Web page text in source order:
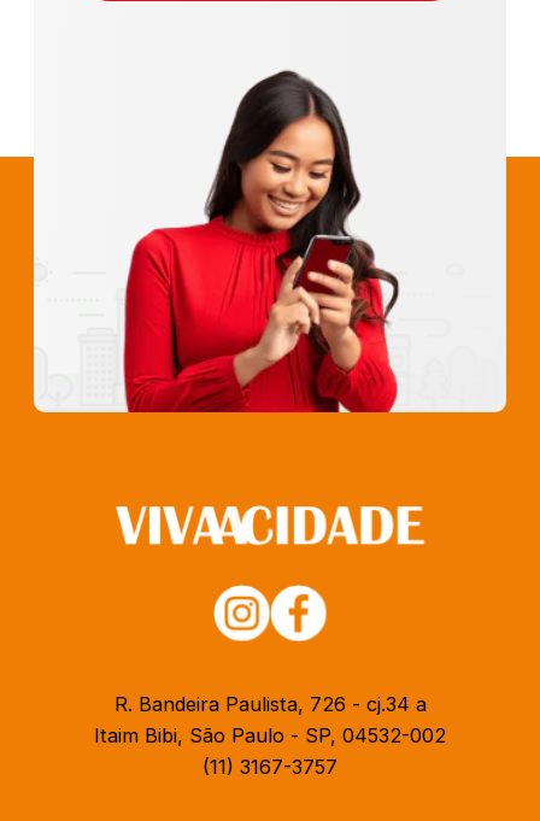
R. Bandeira Paulista, 726 - cj.34 a
Itaim Bibi, São Paulo - SP, 04532-002
(11) 3167-3757